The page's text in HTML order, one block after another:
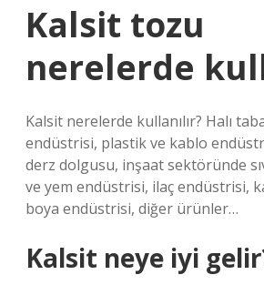
Kalsit tozu
nerelerde
Kalsit nerelerde kullanılır? Halı
endüstrisi, plastik ve kablo
derz dolgusu, inşaat sektöründe
ve yem endüstrisi, ilaç endüstrisi,
boya endüstrisi, diğer ürünler…
Kalsit neye iyi